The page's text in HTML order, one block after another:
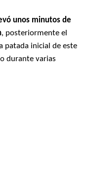
unos minutos de
, posteriormente el
patada inicial de este
durante varias